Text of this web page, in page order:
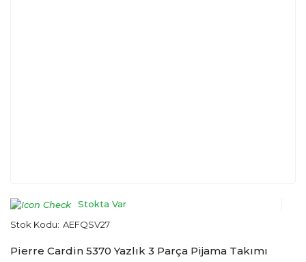
Stokta Var
Stok Kodu: AEFQSV27
Pierre Cardin 5370 Yazlık 3 Parça Pijama Takımı